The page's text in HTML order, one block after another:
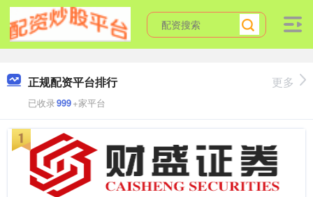
正规配资平台排行
已收录999+家平台
更多